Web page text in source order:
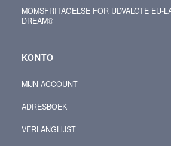
MOMSFRITAGELSE FOR UDVALGTE EU-
DREAM®
KONTO
MIJN ACCOUNT
ADRESBOEK
VERLANGLIJST